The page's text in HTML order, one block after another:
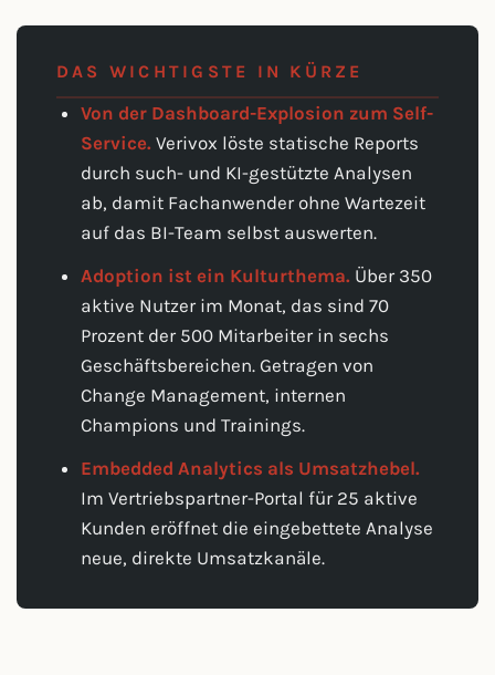
DAS WICHTIGSTE IN KÜRZE
Von der Dashboard-Explosion zum Self-
Service. Verivox löste statische Reports
durch such- und KI-gestützte Analysen
ab, damit Fachanwender ohne Wartezeit
auf das BI-Team selbst auswerten.
Adoption ist ein Kulturthema. Über 350
aktive Nutzer im Monat, das sind 70
Prozent der 500 Mitarbeiter in sechs
Geschäftsbereichen. Getragen von
Change Management, internen
Champions und Trainings.
Embedded Analytics als Umsatzhebel.
Im Vertriebspartner-Portal für 25 aktive
Kunden eröffnet die eingebettete Analyse
neue, direkte Umsatzkanäle.